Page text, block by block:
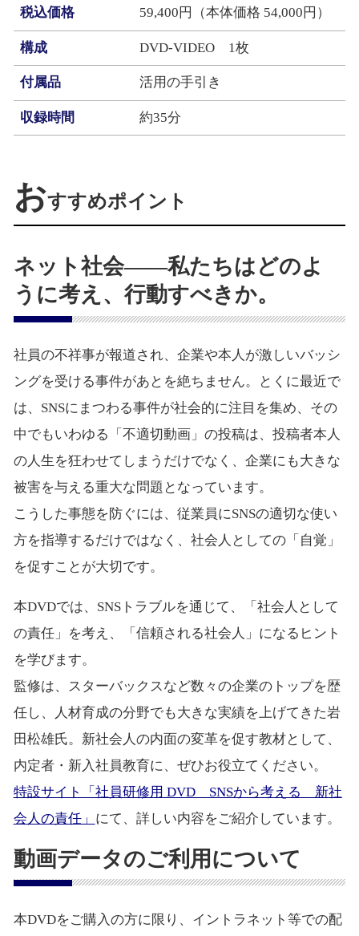
税込価格 59,400円（本体価格 54,000円）
構成 DVD-VIDEO 1枚
付属品 活用の手引き
収録時間 約35分
おすすめポイント
ネット社会――私たちはどのよ
うに考え、行動すべきか。
社員の不祥事が報道され、企業や本人が激しいバッシ
ングを受ける事件があとを絶ちません。とくに最近で
は、SNSにまつわる事件が社会的に注目を集め、その
中でもいわゆる「不適切動画」の投稿は、投稿者本人
の人生を狂わせてしまうだけでなく、企業にも大きな
被害を与える重大な問題となっています。
こうした事態を防ぐには、従業員にSNSの適切な使い
方を指導するだけではなく、社会人としての「自覚」
を促すことが大切です。
本DVDでは、SNSトラブルを通じて、「社会人として
の責任」を考え、「信頼される社会人」になるヒント
を学びます。
監修は、スターバックスなど数々の企業のトップを歴
任し、人材育成の分野でも大きな実績を上げてきた岩
田松雄氏。新社会人の内面の変革を促す教材として、
内定者・新入社員教育に、ぜひお役立てください。
特設サイト「社員研修用 DVD SNSから考える 新社
会人の責任」 にて、詳しい内容をご紹介しています。
動画データのご利用について
本DVDをご購入の方に限り、イントラネット等での配